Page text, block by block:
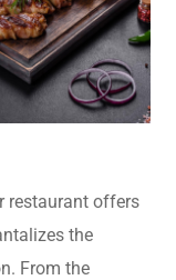
restaurant offers
the
From the